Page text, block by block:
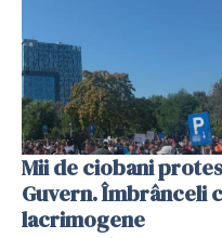
Mii de ciobani
Guvern. Îmbrânceli
lacrimogene